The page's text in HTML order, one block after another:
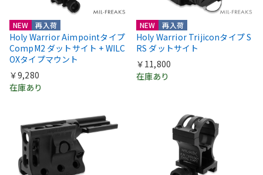
NEW 再入荷
Holy Warrior Aimpointタイプ
CompM2 ダットサイト + WILC
OXタイプマウント
￥9,280
在庫あり
NEW 再入荷
Holy Warrior Trijiconタイプ S
RS ダットサイト
￥11,800
在庫あり